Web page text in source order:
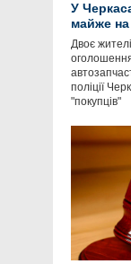
У
майже на
Двоє
поліції
"покупців"